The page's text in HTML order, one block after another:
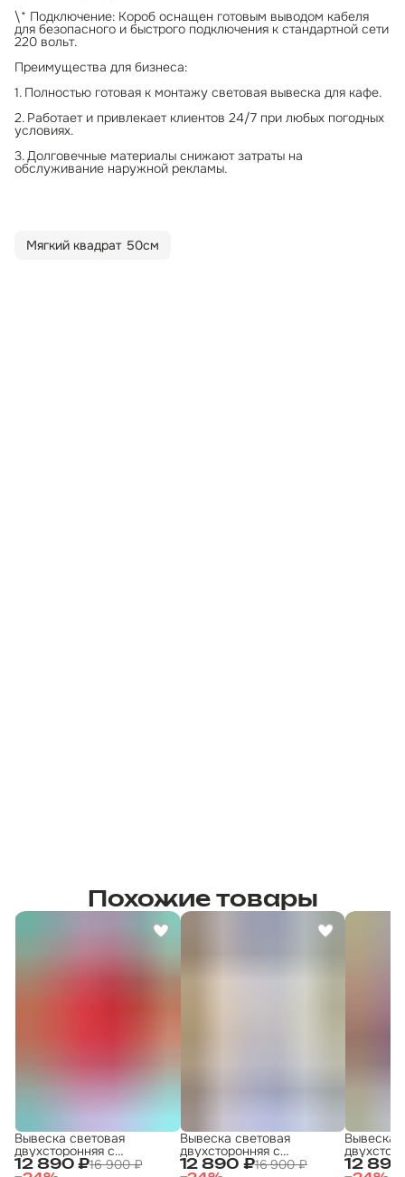
\* Подключение: Короб оснащен готовым выводом кабеля
для безопасного и быстрого подключения к стандартной сети
220 вольт.
Преимущества для бизнеса:
1. Полностью готовая к монтажу световая вывеска для кафе.
2. Работает и привлекает клиентов 24/7 при любых погодных
условиях.
3. Долговечные материалы снижают затраты на
обслуживание наружной рекламы.
Мягкий квадрат 50см
Похожие товары
12 890 ₽16 900 ₽
Вывеска световая
двухсторонняя с
подсветкой 50х50 , с 12 890 ₽16 900 ₽
Вывеска световая
двухсторонняя с
подсветкой 50х50 , с 12
Вывеска